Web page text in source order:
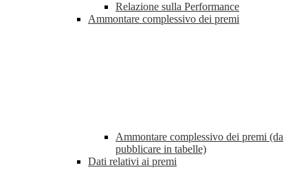
Relazione sulla Performance
Ammontare complessivo dei premi
Ammontare complessivo dei premi (da
pubblicare in tabelle)
Dati relativi ai premi